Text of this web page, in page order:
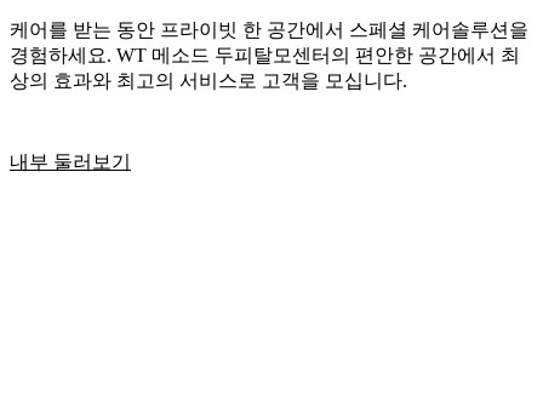
케어를 받는 동안 프라이빗 한 공간에서 스페셜 케어솔루션을
경험하세요. WT 메소드 두피탈모센터의 편안한 공간에서 최
상의 효과와 최고의 서비스로 고객을 모십니다.
내부 둘러보기